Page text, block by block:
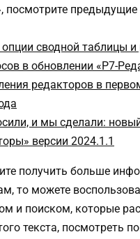
посмотрите предыдущие
сводной таблицы и
в обновлении «Р7-
редакторов в
и мы сделали:
версии 2024.1.1
получить больше
то можете
и поиском, которые
текста, посмотреть